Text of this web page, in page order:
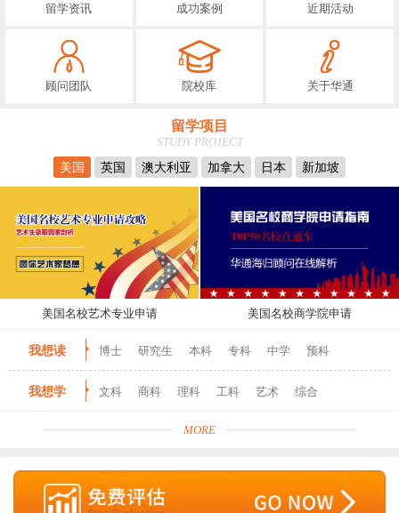
留学资讯 成功案例 近期活动
顾问团队 院校库 关于华通
留学项目
STUDY PROJECT
美国
英国 澳大利亚 加拿大 日本 新加坡
美国名校艺术专业申请 美国名校商学院申请
我想读 博士 研究生 本科 专科 中学 预科
我想学 文科 商科 理科 工科 艺术 综合
MORE